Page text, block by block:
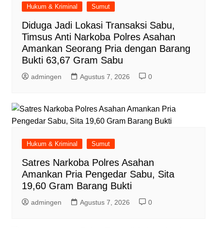
Hukum & Kriminal Sumut
Diduga Jadi Lokasi Transaksi Sabu,
Timsus Anti Narkoba Polres Asahan
Amankan Seorang Pria dengan Barang
Bukti 63,67 Gram Sabu
admingen Agustus 7, 2026 0
Hukum & Kriminal Sumut
Satres Narkoba Polres Asahan
Amankan Pria Pengedar Sabu, Sita
19,60 Gram Barang Bukti
admingen Agustus 7, 2026 0